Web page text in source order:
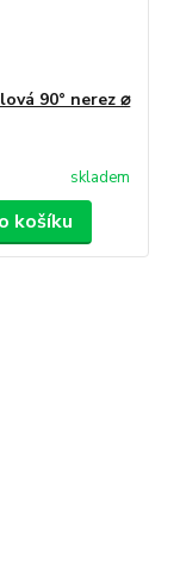
90° nerez ⌀
skladem
košíku